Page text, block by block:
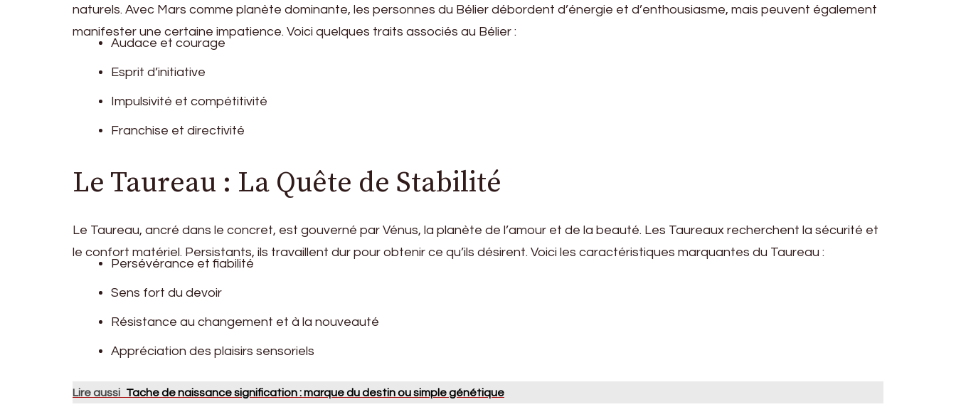
naturels. Avec Mars comme planète dominante, les personnes du Bélier débordent d’énergie et d’enthousiasme, mais peuvent également
manifester une certaine impatience. Voici quelques traits associés au Bélier :
Audace et courage
Esprit d’initiative
Impulsivité et compétitivité
Franchise et directivité
Le Taureau : La Quête de Stabilité
Le Taureau, ancré dans le concret, est gouverné par Vénus, la planète de l’amour et de la beauté. Les Taureaux recherchent la sécurité et
le confort matériel. Persistants, ils travaillent dur pour obtenir ce qu’ils désirent. Voici les caractéristiques marquantes du Taureau :
Persévérance et fiabilité
Sens fort du devoir
Résistance au changement et à la nouveauté
Appréciation des plaisirs sensoriels
Lire aussi Tache de naissance signification : marque du destin ou simple génétique